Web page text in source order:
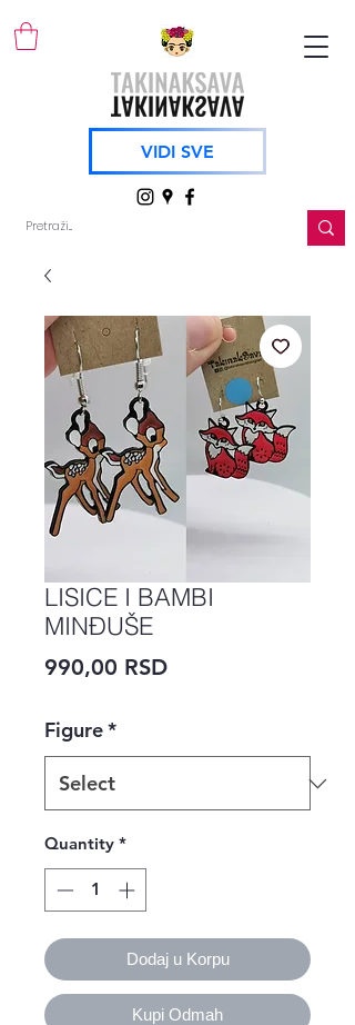
VIDI SVE
LISICE I BAMBI
MINĐUŠE
990,00 RSDPrice
Figure*
Quantity *
Dodaj u Korpu
Kupi Odmah